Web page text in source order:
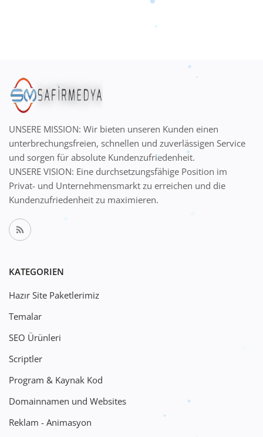
UNSERE MISSION: Wir bieten unseren Kunden einen
unterbrechungsfreien, schnellen und zuverlässigen Service
und sorgen für absolute Kundenzufriedenheit.
UNSERE VISION: Eine durchsetzungsfähige Position im
Privat- und Unternehmensmarkt zu erreichen und die
Kundenzufriedenheit zu maximieren.
KATEGORIEN
Hazır Site Paketlerimiz
Temalar
SEO Ürünleri
Scriptler
Program & Kaynak Kod
Domainnamen und Websites
Reklam - Animasyon